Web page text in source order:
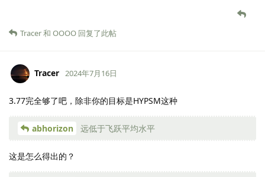
Tracer和 OOOO 回复了此帖
Tracer 2024年7月16日
3.77完全够了吧，除非你的目标是HYPSM这种
abhorizon 远低于飞跃平均水平
这是怎么得出的？